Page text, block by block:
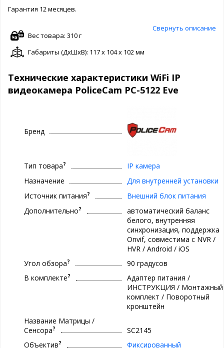
Гарантия 12 месяцев.
Свернуть описание
Вес товара: 310 г
Габариты (ДxШxВ): 117 x 104 x 102 мм
Технические характеристики WiFi IP
видеокамера PoliceCam PC-5122 Eve
Бренд
Тип товара?
IP камера
Назначение
Для внутренней установки
Источник питания?
Внешний блок питания
Дополнительно?
автоматический баланс
белого, внутренняя
синхронизация, поддержка
Onvif, совместима с NVR /
HVR / Android / iOS
Угол обзора?
90 градусов
В комплекте?
Адаптер питания /
ИНСТРУКЦИЯ / Монтажный
комплект / Поворотный
кронштейн
Название Матрицы /
Сенсора?
SC2145
Объектив? Фиксированный